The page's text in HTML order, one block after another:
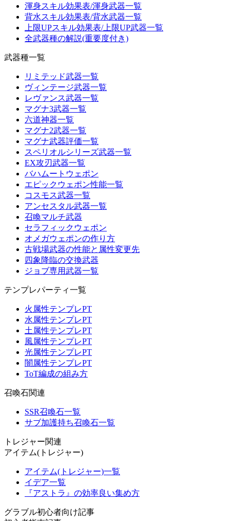
渾身スキル効果表/渾身武器一覧
背水スキル効果表/背水武器一覧
上限UPスキル効果表/上限UP武器一覧
全武器種の解説(重要度付き)
武器種一覧
リミテッド武器一覧
ヴィンテージ武器一覧
レヴァンス武器一覧
マグナ3武器一覧
六道神器一覧
マグナ2武器一覧
マグナ武器評価一覧
スペリオルシリーズ武器一覧
EX攻刃武器一覧
バハムートウェポン
エピックウェポン性能一覧
コスモス武器一覧
アンセスタル武器一覧
召喚マルチ武器
セラフィックウェポン
オメガウェポンの作り方
古戦場武器の性能と属性変更先
四象降臨の交換武器
ジョブ専用武器一覧
テンプレパーティ一覧
火属性テンプレPT
水属性テンプレPT
土属性テンプレPT
風属性テンプレPT
光属性テンプレPT
闇属性テンプレPT
ToT編成の組み方
召喚石関連
SSR召喚石一覧
サブ加護持ち召喚石一覧
トレジャー関連
アイテム(トレジャー)
アイテム(トレジャー)一覧
イデア一覧
『アストラ』の効率良い集め方
グラブル初心者向け記事